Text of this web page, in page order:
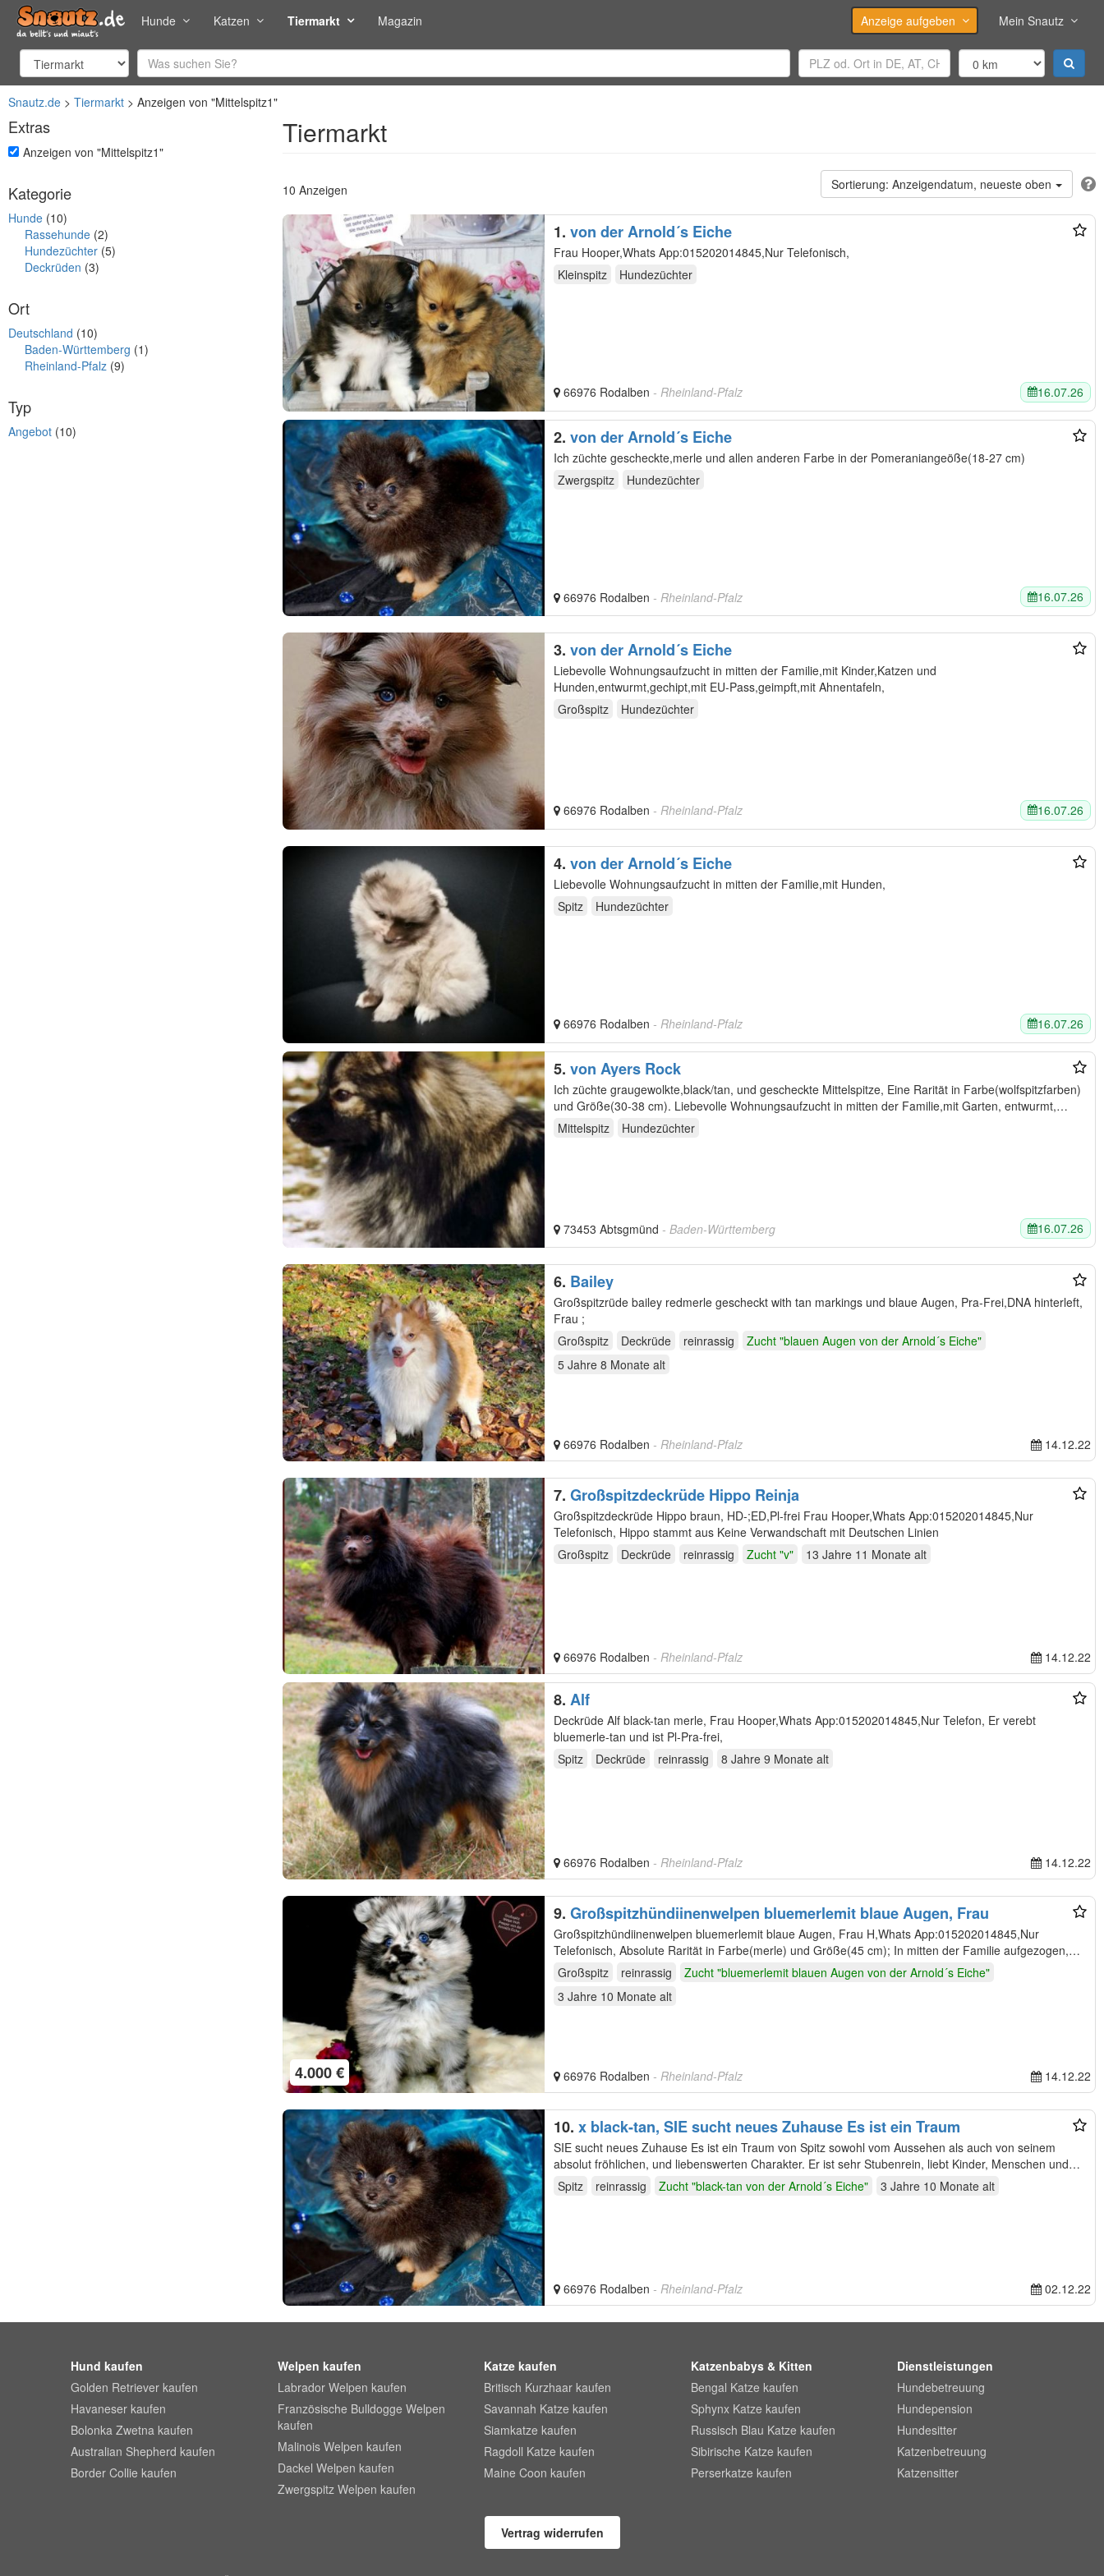
Hunde Katzen Tiermarkt Magazin Anzeige aufgeben Mein Snautz
Snautz.de Tiermarkt Anzeigen von "Mittelspitz1"
Extras
undefined
Anzeigen von "Mittelspitz1"
Kategorie
Hunde (10)
Rassehunde (2)
Hundezüchter (5)
Deckrüden (3)
Ort
Deutschland (10)
Baden-Württemberg (1)
Rheinland-Pfalz (9)
Typ
Angebot (10)
Tiermarkt
Anzeigendatum, neueste oben
10 Anzeigen
1. von der Arnold´s Eiche
Frau Hooper,Whats App:015202014845,Nur Telefonisch,
Kleinspitz
Hundezüchter
66976 Rodalben - Rheinland-Pfalz 16.07.26
2. von der Arnold´s Eiche
Ich züchte gescheckte,merle und allen anderen Farbe in der Pomeraniangeöße(18-27 cm)
Zwergspitz
Hundezüchter
66976 Rodalben - Rheinland-Pfalz 16.07.26
3. von der Arnold´s Eiche
Liebevolle Wohnungsaufzucht in mitten der Familie,mit Kinder,Katzen und
Hunden,entwurmt,gechipt,mit EU-Pass,geimpft,mit Ahnentafeln,
Großspitz
Hundezüchter
66976 Rodalben - Rheinland-Pfalz 16.07.26
4. von der Arnold´s Eiche
Liebevolle Wohnungsaufzucht in mitten der Familie,mit Hunden,
Spitz
Hundezüchter
66976 Rodalben - Rheinland-Pfalz 16.07.26
5. von Ayers Rock
Ich züchte graugewolkte,black/tan, und gescheckte Mittelspitze, Eine Rarität in Farbe(wolfspitzfarben)
und Größe(30-38 cm). Liebevolle Wohnungsaufzucht in mitten der Familie,mit Garten, entwurmt,…
Mittelspitz
Hundezüchter
73453 Abtsgmünd - Baden-Württemberg 16.07.26
6. Bailey
Großspitzrüde bailey redmerle gescheckt with tan markings und blaue Augen, Pra-Frei,DNA hinterleft,
Frau ;
Großspitz
Deckrüde reinrassig
Zucht "blauen Augen von der Arnold´s Eiche"
5 Jahre 8 Monate alt
66976 Rodalben - Rheinland-Pfalz 14.12.22
7. Großspitzdeckrüde Hippo Reinja
Großspitzdeckrüde Hippo braun, HD-;ED,Pl-frei Frau Hooper,Whats App:015202014845,Nur
Telefonisch, Hippo stammt aus Keine Verwandschaft mit Deutschen Linien
Großspitz
Deckrüde reinrassig Zucht "v" 13 Jahre 11 Monate alt
66976 Rodalben - Rheinland-Pfalz 14.12.22
8. Alf
Deckrüde Alf black-tan merle, Frau Hooper,Whats App:015202014845,Nur Telefon, Er verebt
bluemerle-tan und ist Pl-Pra-frei,
Spitz
Deckrüde reinrassig 8 Jahre 9 Monate alt
66976 Rodalben - Rheinland-Pfalz 14.12.22
9. Großspitzhündiinenwelpen bluemerlemit blaue Augen, Frau
4.000 €
Großspitzhündiinenwelpen bluemerlemit blaue Augen, Frau H,Whats App:015202014845,Nur
Telefonisch, Absolute Rarität in Farbe(merle) und Größe(45 cm); In mitten der Familie aufgezogen,mit
Kindern,…
Großspitz reinrassig
Zucht "bluemerlemit blauen Augen von der Arnold´s Eiche"
3 Jahre 10 Monate alt
66976 Rodalben - Rheinland-Pfalz 14.12.22
10. x black-tan, SIE sucht neues Zuhause Es ist ein Traum
SIE sucht neues Zuhause Es ist ein Traum von Spitz sowohl vom Aussehen als auch von seinem
absolut fröhlichen, und liebenswerten Charakter. Er ist sehr Stubenrein, liebt Kinder, Menschen und
Hunde…
Spitz reinrassig Zucht "black-tan von der Arnold´s Eiche" 3 Jahre 10 Monate alt
66976 Rodalben - Rheinland-Pfalz 02.12.22
Hund kaufen
Golden Retriever kaufen
Havaneser kaufen
Bolonka Zwetna kaufen
Australian Shepherd kaufen
Border Collie kaufen
Welpen kaufen
Labrador Welpen kaufen
Französische Bulldogge Welpen
kaufen
Malinois Welpen kaufen
Dackel Welpen kaufen
Zwergspitz Welpen kaufen
Katze kaufen
Britisch Kurzhaar kaufen
Savannah Katze kaufen
Siamkatze kaufen
Ragdoll Katze kaufen
Maine Coon kaufen
Katzenbabys & Kitten
Bengal Katze kaufen
Sphynx Katze kaufen
Russisch Blau Katze kaufen
Sibirische Katze kaufen
Perserkatze kaufen
Dienstleistungen
Hundebetreuung
Hundepension
Hundesitter
Katzenbetreuung
Katzensitter
Vertrag widerrufen